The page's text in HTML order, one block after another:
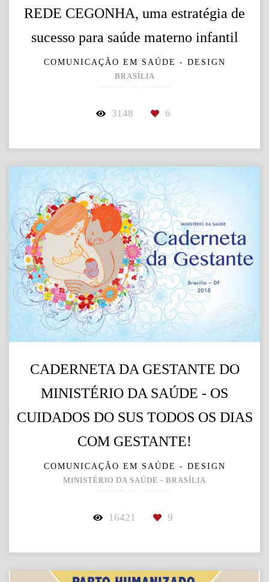
REDE CEGONHA, uma estratégia de
sucesso para saúde materno infantil
COMUNICAÇÃO EM SAÚDE - DESIGN
BRASÍLIA
3148 6
CADERNETA DA GESTANTE DO
MINISTÉRIO DA SAÚDE - OS
CUIDADOS DO SUS TODOS OS DIAS
COM GESTANTE!
COMUNICAÇÃO EM SAÚDE - DESIGN
MINISTÉRIO DA SAÚDE - BRASÍLIA
16421 9